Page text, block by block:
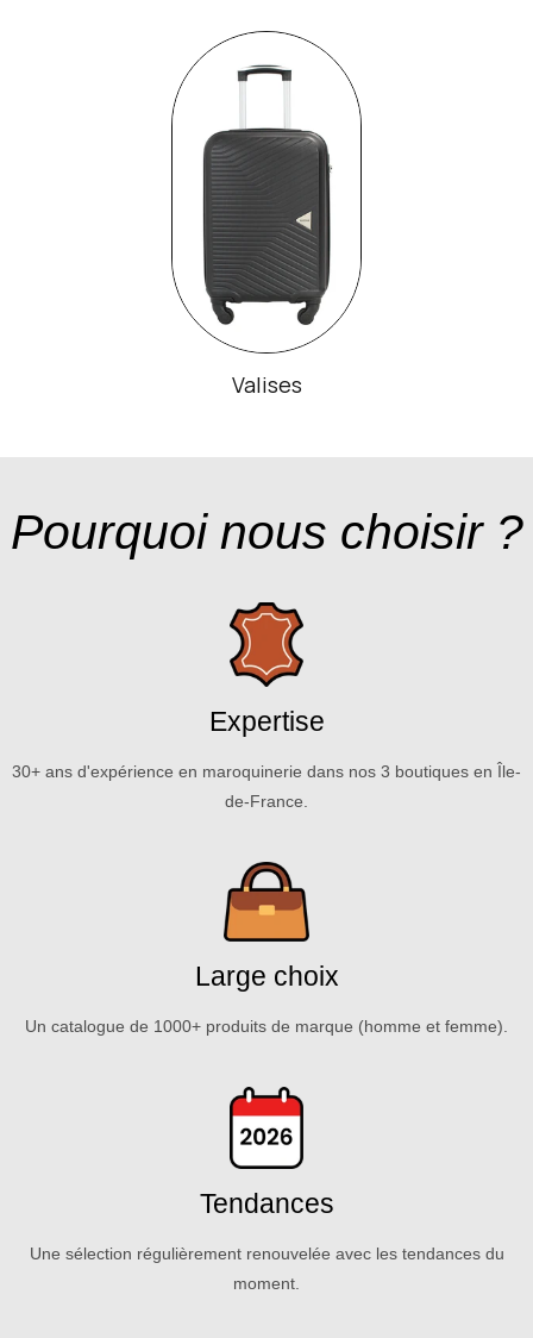
Valises
Pourquoi nous choisir ?
Expertise
30+ ans d'expérience en maroquinerie dans nos 3 boutiques en Île-
de-France.
Large choix
Un catalogue de 1000+ produits de marque (homme et femme).
Tendances
Une sélection régulièrement renouvelée avec les tendances du
moment.